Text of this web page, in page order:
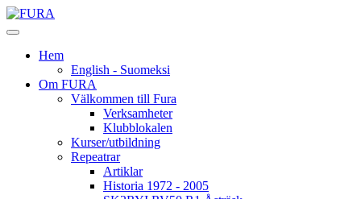
Hem
English - Suomeksi
Om FURA
Välkommen till Fura
Verksamheter
Klubblokalen
Kurser/utbildning
Repeatrar
Artiklar
Historia 1972 - 2005